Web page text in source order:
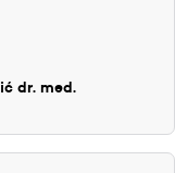
dr. med.